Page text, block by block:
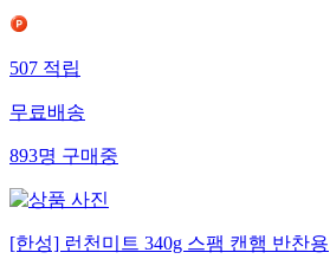
507적립
무료배송
893명구매중
[한성] 런천미트 340g 스팸 캔햄 반찬용